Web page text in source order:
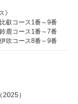
》
叡コース1番～9番
鹿コース1番～7番
吹コース8番～9番
）